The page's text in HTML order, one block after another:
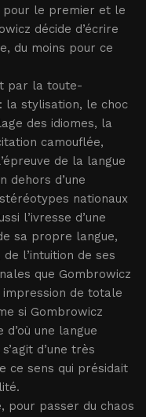
pour le premier et le
décide d’écrire
du moins pour ce
par la toute-
la stylisation, le choc
des idiomes, la
camouflée,
de la langue
dehors d’une
nationaux
l’ivresse d’une
sa propre langue,
l’intuition de ses
que Gombrowicz
impression de totale
si Gombrowicz
une langue
d’une très
ce sens qui présidait
pour passer du chaos